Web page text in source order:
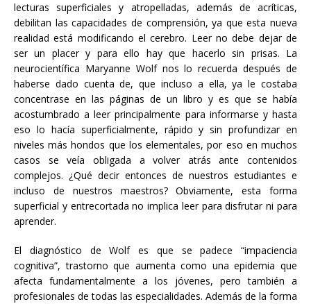
lecturas superficiales y atropelladas, además de acríticas,
debilitan las capacidades de comprensión, ya que esta nueva
realidad está modificando el cerebro. Leer no debe dejar de
ser un placer y para ello hay que hacerlo sin prisas. La
neurocientífica Maryanne Wolf nos lo recuerda después de
haberse dado cuenta de, que incluso a ella, ya le costaba
concentrase en las páginas de un libro y es que se había
acostumbrado a leer principalmente para informarse y hasta
eso lo hacía superficialmente, rápido y sin profundizar en
niveles más hondos que los elementales, por eso en muchos
casos se veía obligada a volver atrás ante contenidos
complejos. ¿Qué decir entonces de nuestros estudiantes e
incluso de nuestros maestros? Obviamente, esta forma
superficial y entrecortada no implica leer para disfrutar ni para
aprender.
El diagnóstico de Wolf es que se padece “impaciencia
cognitiva”, trastorno que aumenta como una epidemia que
afecta fundamentalmente a los jóvenes, pero también a
profesionales de todas las especialidades. Además de la forma